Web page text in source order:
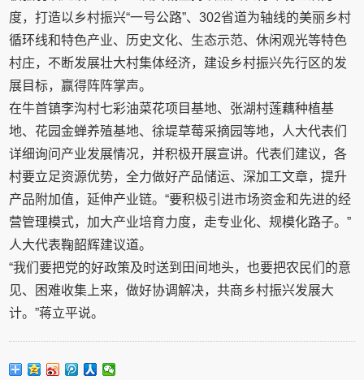
度，打造以乡村振兴“一号公路”、302省道为轴线的美丽乡村
循环线和特色产业、历史文化、生态示范、休闲观光等特色
村庄，不断发展壮大村集体经济，建设乡村振兴先行区的发
展目标，赢得阵阵掌声。
在牛首镇李沟村七彩油菜花项目基地、张湖村莲藕种植基
地、花园金蝉养殖基地、徐堤草莓采摘园等地，人大代表们
详细询问产业发展情况，并积极开展宣讲。代表们建议，各
村要立足资源优势，全力做好产品储运、深加工文章，提升
产品附加值，延伸产业链。“要积极引进市场资金和先进的经
营管理模式，加大产业培育力度，走专业化、规模化路子。”
人大代表鞠韶辉建议道。
“我们要把党的好政策及时送到田间地头，也要把农民们的意
见、困难收集上来，做好协调解决，共商乡村振兴发展大
计。”蒋立平说。